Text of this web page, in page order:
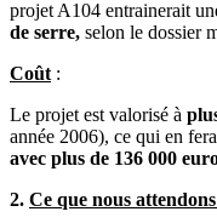
projet A104 entrainerait
de serre, selon le dossier
Coût :
Le projet est valorisé à
année 2006), ce qui en
avec plus de 136 000
2. Ce que nous